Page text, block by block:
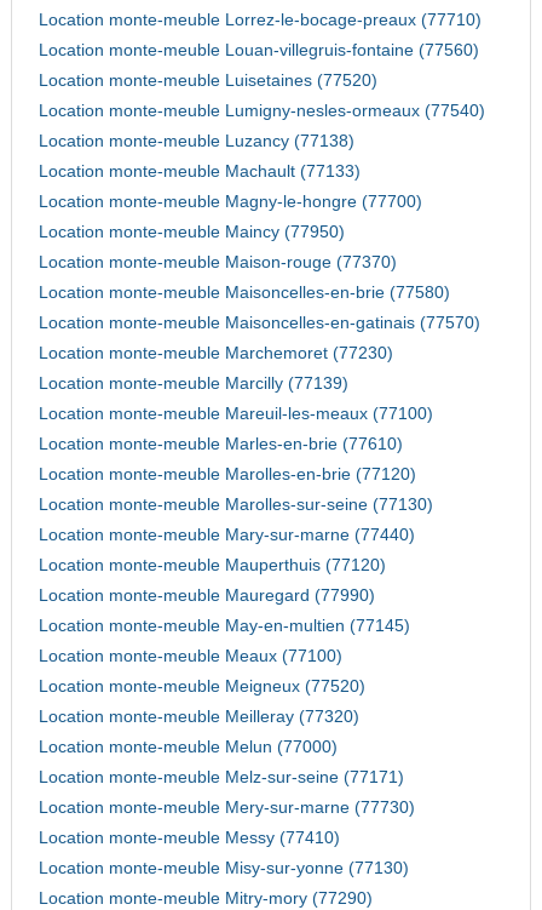
Location monte-meuble Lorrez-le-bocage-preaux (77710)
Location monte-meuble Louan-villegruis-fontaine (77560)
Location monte-meuble Luisetaines (77520)
Location monte-meuble Lumigny-nesles-ormeaux (77540)
Location monte-meuble Luzancy (77138)
Location monte-meuble Machault (77133)
Location monte-meuble Magny-le-hongre (77700)
Location monte-meuble Maincy (77950)
Location monte-meuble Maison-rouge (77370)
Location monte-meuble Maisoncelles-en-brie (77580)
Location monte-meuble Maisoncelles-en-gatinais (77570)
Location monte-meuble Marchemoret (77230)
Location monte-meuble Marcilly (77139)
Location monte-meuble Mareuil-les-meaux (77100)
Location monte-meuble Marles-en-brie (77610)
Location monte-meuble Marolles-en-brie (77120)
Location monte-meuble Marolles-sur-seine (77130)
Location monte-meuble Mary-sur-marne (77440)
Location monte-meuble Mauperthuis (77120)
Location monte-meuble Mauregard (77990)
Location monte-meuble May-en-multien (77145)
Location monte-meuble Meaux (77100)
Location monte-meuble Meigneux (77520)
Location monte-meuble Meilleray (77320)
Location monte-meuble Melun (77000)
Location monte-meuble Melz-sur-seine (77171)
Location monte-meuble Mery-sur-marne (77730)
Location monte-meuble Messy (77410)
Location monte-meuble Misy-sur-yonne (77130)
Location monte-meuble Mitry-mory (77290)